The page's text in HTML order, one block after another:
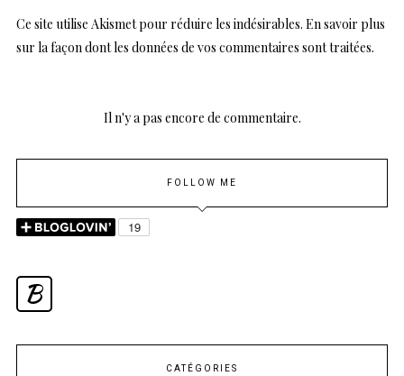
Ce site utilise Akismet pour réduire les indésirables. En savoir plus
sur la façon dont les données de vos commentaires sont traitées.
Il n'y a pas encore de commentaire.
FOLLOW ME
B
CATÉGORIES